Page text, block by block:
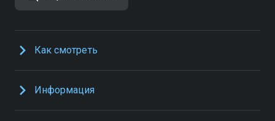
Как смотреть
Информация